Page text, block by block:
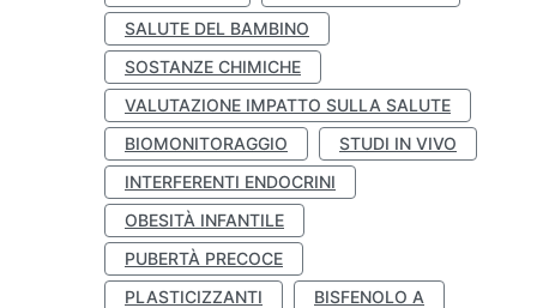
SALUTE DEL BAMBINO
SOSTANZE CHIMICHE
VALUTAZIONE IMPATTO SULLA SALUTE
BIOMONITORAGGIO
STUDI IN VIVO
INTERFERENTI ENDOCRINI
OBESITÀ INFANTILE
PUBERTÀ PRECOCE
PLASTICIZZANTI
BISFENOLO A